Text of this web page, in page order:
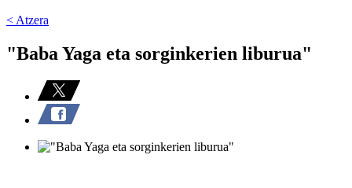
< Atzera
"Baba Yaga eta sorginkerien liburua"